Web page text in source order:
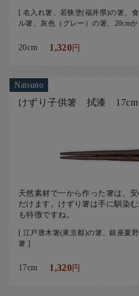
[ 名入れ箸、若狭塗(福井県)の箸、
ル箸、灰色（グレー）の箸、20cm
20cm 1,320円
Natsuno
けずり子供箸 拭漆 17cm
天然素材で一から作った箸は、
だけます。けずり箸は手に馴染
も特徴ですね。
[ 江戸唐木箸(東京都)の箸、銀座夏
箸 ]
17cm 1,320円